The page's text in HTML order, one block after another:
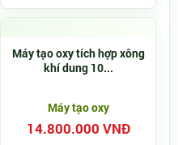
Máy tạo oxy tích hợp xông
khí dung 10...
Máy tạo oxy
14.800.000 VNĐ